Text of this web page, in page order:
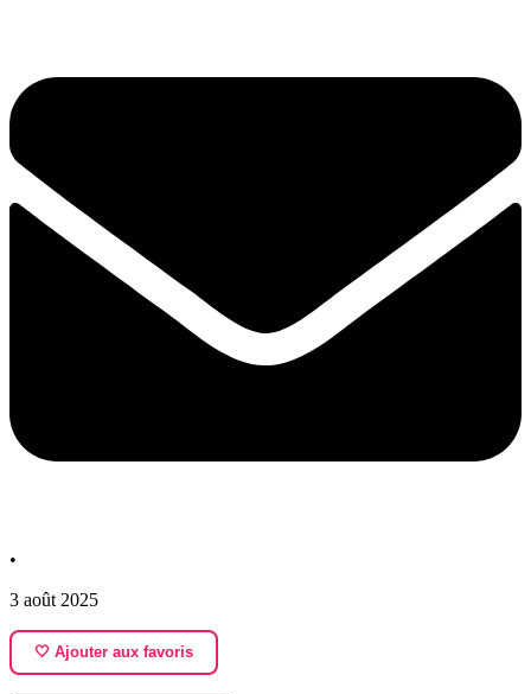
•
3 août 2025
🤍 Ajouter aux favoris